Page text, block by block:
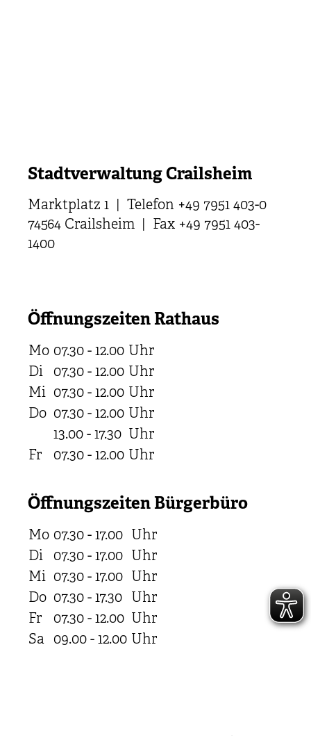
Stadtverwaltung Crailsheim
Marktplatz 1 | Telefon +49 7951 403-0
74564 Crailsheim | Fax +49 7951 403-
1400
Öffnungszeiten Rathaus
Mo 07.30 - 12.00 Uhr
Di
07.30 - 12.00 Uhr
Mi 07.30 - 12.00 Uhr
Do 07.30 - 12.00 Uhr
13.00 - 17.30 Uhr
Fr
07.30 - 12.00 Uhr
Öffnungszeiten Bürgerbüro
Mo 07.30 - 17.00 Uhr
Di
07.30 - 17.00 Uhr
Mi 07.30 - 17.00 Uhr
Do 07.30 - 17.30 Uhr
Fr
07.30 - 12.00 Uhr
Sa 09.00 - 12.00 Uhr